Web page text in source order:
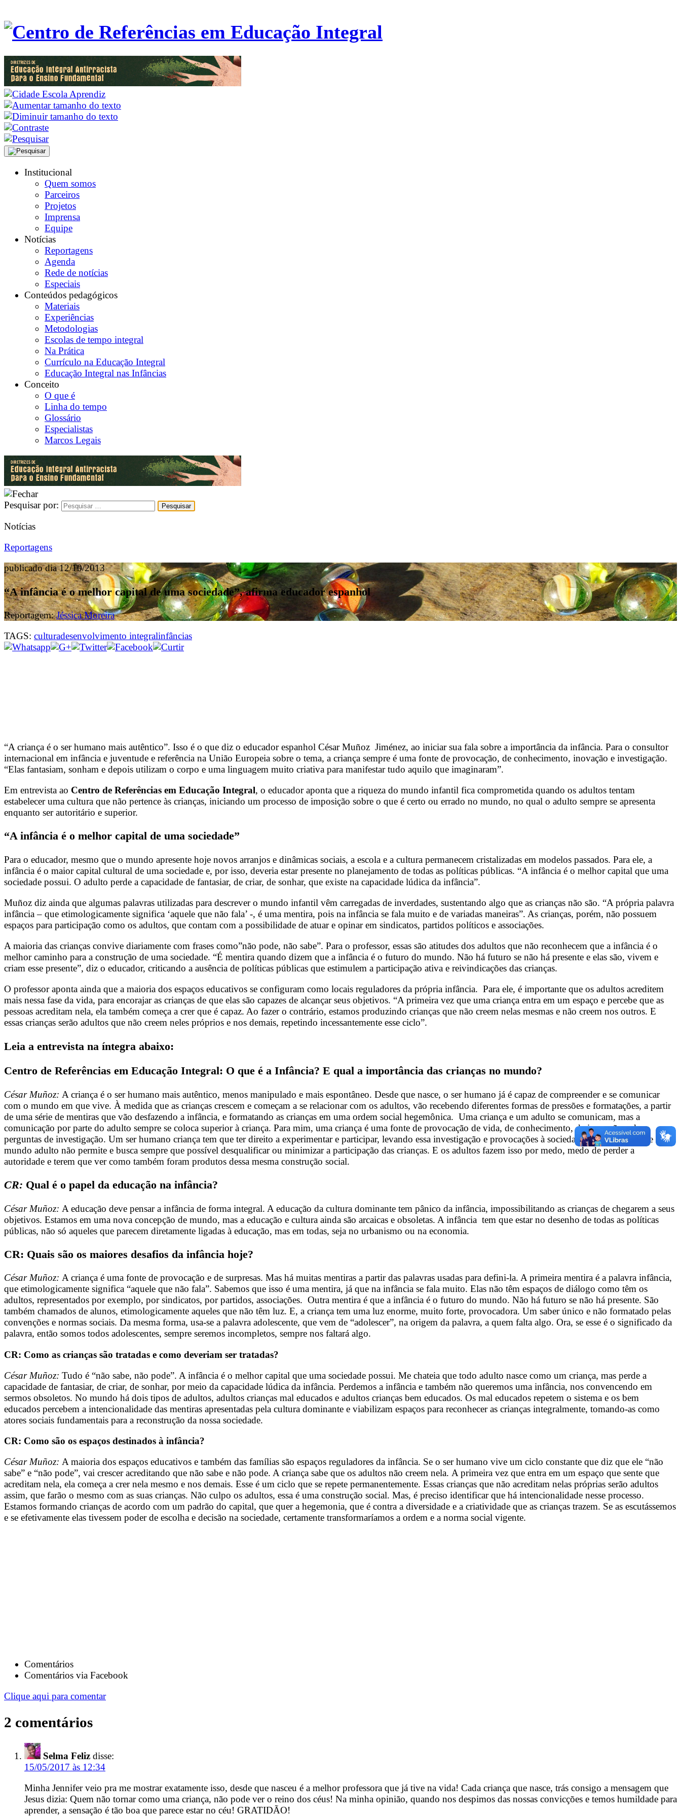
Institucional
Quem somos
Parceiros
Projetos
Imprensa
Equipe
Notícias
Reportagens
Agenda
Rede de notícias
Especiais
Conteúdos pedagógicos
Materiais
Experiências
Metodologias
Escolas de tempo integral
Na Prática
Currículo na Educação Integral
Educação Integral nas Infâncias
Conceito
O que é
Linha do tempo
Glossário
Especialistas
Marcos Legais
Pesquisar por:
Notícias
Reportagens
publicado dia 12/10/2013
“A infância é o melhor capital de uma sociedade”, afirma educador espanhol
Reportagem:Jéssica Moreira
TAGS: culturadesenvolvimento integralinfâncias
“A criança é o ser humano mais autêntico”. Isso é o que diz o educador espanhol César Muñoz Jiménez, ao iniciar sua fala sobre a importância da infância. Para o consultor
internacional em infância e juventude e referência na União Europeia sobre o tema, a criança sempre é uma fonte de provocação, de conhecimento, inovação e investigação.
“Elas fantasiam, sonham e depois utilizam o corpo e uma linguagem muito criativa para manifestar tudo aquilo que imaginaram”.
Em entrevista ao Centro de Referências em Educação Integral, o educador aponta que a riqueza do mundo infantil fica comprometida quando os adultos tentam
estabelecer uma cultura que não pertence às crianças, iniciando um processo de imposição sobre o que é certo ou errado no mundo, no qual o adulto sempre se apresenta
enquanto ser autoritário e superior.
“A infância é o melhor capital de uma sociedade”
Para o educador, mesmo que o mundo apresente hoje novos arranjos e dinâmicas sociais, a escola e a cultura permanecem cristalizadas em modelos passados. Para ele, a
infância é o maior capital cultural de uma sociedade e, por isso, deveria estar presente no planejamento de todas as políticas públicas. “A infância é o melhor capital que uma
sociedade possui. O adulto perde a capacidade de fantasiar, de criar, de sonhar, que existe na capacidade lúdica da infância”.
Muñoz diz ainda que algumas palavras utilizadas para descrever o mundo infantil vêm carregadas de inverdades, sustentando algo que as crianças não são. “A própria palavra
infância – que etimologicamente significa ‘aquele que não fala’ -, é uma mentira, pois na infância se fala muito e de variadas maneiras”. As crianças, porém, não possuem
espaços para participação como os adultos, que contam com a possibilidade de atuar e opinar em sindicatos, partidos políticos e associações.
A maioria das crianças convive diariamente com frases como”não pode, não sabe”. Para o professor, essas são atitudes dos adultos que não reconhecem que a infância é o
melhor caminho para a construção de uma sociedade. “É mentira quando dizem que a infância é o futuro do mundo. Não há futuro se não há presente e elas são, vivem e
criam esse presente”, diz o educador, criticando a ausência de políticas públicas que estimulem a participação ativa e reivindicações das crianças.
O professor aponta ainda que a maioria dos espaços educativos se configuram como locais reguladores da própria infância. Para ele, é importante que os adultos acreditem
mais nessa fase da vida, para encorajar as crianças de que elas são capazes de alcançar seus objetivos. “A primeira vez que uma criança entra em um espaço e percebe que as
pessoas acreditam nela, ela também começa a crer que é capaz. Ao fazer o contrário, estamos produzindo crianças que não creem nelas mesmas e não creem nos outros. E
essas crianças serão adultos que não creem neles próprios e nos demais, repetindo incessantemente esse ciclo”.
Leia a entrevista na íntegra abaixo:
Centro de Referências em Educação Integral: O que é a Infância? E qual a importância das crianças no mundo?
César Muñoz: A criança é o ser humano mais autêntico, menos manipulado e mais espontâneo. Desde que nasce, o ser humano já é capaz de compreender e se comunicar
com o mundo em que vive. À medida que as crianças crescem e começam a se relacionar com os adultos, vão recebendo diferentes formas de pressões e formatações, a partir
de uma série de mentiras que vão desfazendo a infância, e formatando as crianças em uma ordem social hegemônica. Uma criança e um adulto se comunicam, mas a
comunicação por parte do adulto sempre se coloca superior à criança. Para mim, uma criança é uma fonte de provocação de vida, de conhecimento, de inovação e de
perguntas de investigação. Um ser humano criança tem que ter direito a experimentar e participar, levando essa investigação e provocações à sociedade. Mas, é claro que o
mundo adulto não permite e busca sempre que possível desqualificar ou minimizar a participação das crianças. E os adultos fazem isso por medo, medo de perder a
autoridade e terem que ver como também foram produtos dessa mesma construção social.
CR: Qual é o papel da educação na infância?
César Muñoz: A educação deve pensar a infância de forma integral. A educação da cultura dominante tem pânico da infância, impossibilitando as crianças de chegarem a seus
objetivos. Estamos em uma nova concepção de mundo, mas a educação e cultura ainda são arcaicas e obsoletas. A infância tem que estar no desenho de todas as políticas
públicas, não só aqueles que parecem diretamente ligadas à educação, mas em todas, seja no urbanismo ou na economia.
CR: Quais são os maiores desafios da infância hoje?
César Muñoz: A criança é uma fonte de provocação e de surpresas. Mas há muitas mentiras a partir das palavras usadas para defini-la. A primeira mentira é a palavra infância,
que etimologicamente significa “aquele que não fala”. Sabemos que isso é uma mentira, já que na infância se fala muito. Elas não têm espaços de diálogo como têm os
adultos, representados por exemplo, por sindicatos, por partidos, associações. Outra mentira é que a infância é o futuro do mundo. Não há futuro se não há presente. São
também chamados de alunos, etimologicamente aqueles que não têm luz. E, a criança tem uma luz enorme, muito forte, provocadora. Um saber único e não formatado pelas
convenções e normas sociais. Da mesma forma, usa-se a palavra adolescente, que vem de “adolescer”, na origem da palavra, a quem falta algo. Ora, se esse é o significado da
palavra, então somos todos adolescentes, sempre seremos incompletos, sempre nos faltará algo.
CR: Como as crianças são tratadas e como deveriam ser tratadas?
César Muñoz: Tudo é “não sabe, não pode”. A infância é o melhor capital que uma sociedade possui. Me chateia que todo adulto nasce como um criança, mas perde a
capacidade de fantasiar, de criar, de sonhar, por meio da capacidade lúdica da infância. Perdemos a infância e também não queremos uma infância, nos convencendo em
sermos obsoletos. No mundo há dois tipos de adultos, adultos crianças mal educados e adultos crianças bem educados. Os mal educados repetem o sistema e os bem
educados percebem a intencionalidade das mentiras apresentadas pela cultura dominante e viabilizam espaços para reconhecer as crianças integralmente, tomando-as como
atores sociais fundamentais para a reconstrução da nossa sociedade.
CR: Como são os espaços destinados à infância?
César Muñoz: A maioria dos espaços educativos e também das famílias são espaços reguladores da infância. Se o ser humano vive um ciclo constante que diz que ele “não
sabe” e “não pode”, vai crescer acreditando que não sabe e não pode. A criança sabe que os adultos não creem nela. A primeira vez que entra em um espaço que sente que
acreditam nela, ela começa a crer nela mesmo e nos demais. Esse é um ciclo que se repete permanentemente. Essas crianças que não acreditam nelas próprias serão adultos
assim, que farão o mesmo com as suas crianças. Não culpo os adultos, essa é uma construção social. Mas, é preciso identificar que há intencionalidade nesse processo.
Estamos formando crianças de acordo com um padrão do capital, que quer a hegemonia, que é contra a diversidade e a criatividade que as crianças trazem. Se as escutássemos
e se efetivamente elas tivessem poder de escolha e decisão na sociedade, certamente transformaríamos a ordem e a norma social vigente.
Comentários
Comentários via Facebook
Clique aqui para comentar
2 comentários
Selma Feliz disse:
15/05/2017 às 12:34
Minha Jennifer veio pra me mostrar exatamente isso, desde que nasceu é a melhor professora que já tive na vida! Cada criança que nasce, trás consigo a mensagem que
Jesus dizia: Quem não tornar como uma criança, não pode ver o reino dos céus! Na minha opinião, quando nos despimos das nossas convicções e temos humildade para
aprender, a sensação é tão boa que parece estar no céu! GRATIDÃO!